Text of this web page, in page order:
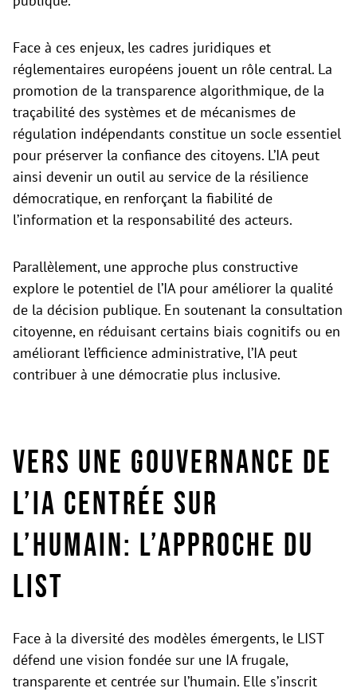
Face à ces enjeux, les cadres juridiques et
réglementaires européens jouent un rôle central. La
promotion de la transparence algorithmique, de la
traçabilité des systèmes et de mécanismes de
régulation indépendants constitue un socle essentiel
pour préserver la confiance des citoyens. L’IA peut
ainsi devenir un outil au service de la résilience
démocratique, en renforçant la fiabilité de
l’information et la responsabilité des acteurs.
Parallèlement, une approche plus constructive
explore le potentiel de l’IA pour améliorer la qualité
de la décision publique. En soutenant la consultation
citoyenne, en réduisant certains biais cognitifs ou en
améliorant l’efficience administrative, l’IA peut
contribuer à une démocratie plus inclusive.
Vers une gouvernance de
l’IA centrée sur
l’humain: l’approche du
LIST
Face à la diversité des modèles émergents, le LIST
défend une vision fondée sur une IA frugale,
transparente et centrée sur l’humain. Elle s’inscrit